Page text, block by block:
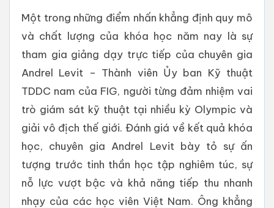
Một trong những điểm nhấn khẳng định quy mô
và chất lượng của khóa học năm nay là sự
tham gia giảng dạy trực tiếp của chuyên gia
Andrel Levit – Thành viên Ủy ban Kỹ thuật
TDDC nam của FIG, người từng đảm nhiệm vai
trò giám sát kỹ thuật tại nhiều kỳ Olympic và
giải vô địch thế giới. Đánh giá về kết quả khóa
học, chuyên gia Andrel Levit bày tỏ sự ấn
tượng trước tinh thần học tập nghiêm túc, sự
nỗ lực vượt bậc và khả năng tiếp thu nhanh
nhạy của các học viên Việt Nam. Ông khẳng